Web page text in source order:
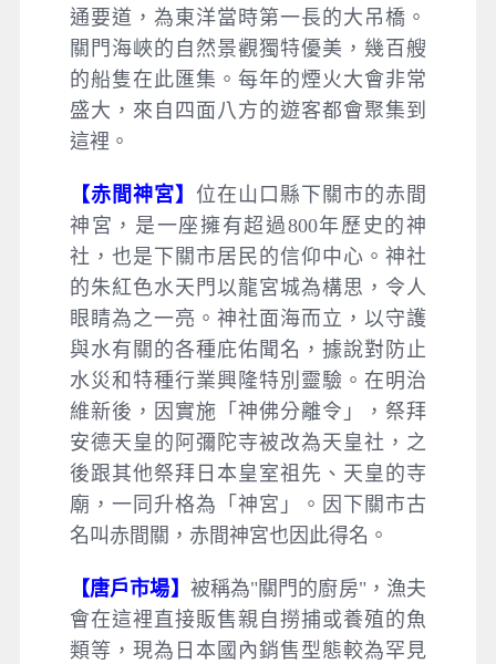
通要道，為東洋當時第一長的大吊橋。
關門海峽的自然景觀獨特優美，幾百艘
的船隻在此匯集。每年的煙火大會非常
盛大，來自四面八方的遊客都會聚集到
這裡。
【赤間神宮】 位在山口縣下關市的赤間
神宮，是一座擁有超過800年歷史的神
社，也是下關市居民的信仰中心。神社
的朱紅色水天門以龍宮城為構思，令人
眼睛為之一亮。神社面海而立，以守護
與水有關的各種庇佑聞名，據說對防止
水災和特種行業興隆特別靈驗。在明治
維新後，因實施「神佛分離令」，祭拜
安德天皇的阿彌陀寺被改為天皇社，之
後跟其他祭拜日本皇室祖先、天皇的寺
廟，一同升格為「神宮」。因下關市古
名叫赤間關，赤間神宮也因此得名。
【唐戶市場】 被稱為"關門的廚房"，漁夫
會在這裡直接販售親自撈捕或養殖的魚
類等，現為日本國內銷售型態較為罕見